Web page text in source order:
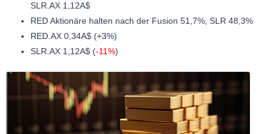
SLR.AX 1,12A$
RED Aktionäre halten nach der Fusion 51,7%, SLR 48,3%
RED.AX 0,34A$ (+3%)
SLR.AX 1,12A$ (-11%)